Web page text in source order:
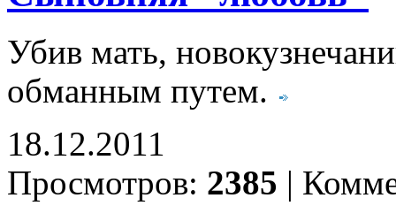
Убив мать,
обманным путем.
18.12.2011
Просмотров: 2385 |